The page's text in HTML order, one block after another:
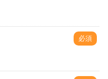
必須